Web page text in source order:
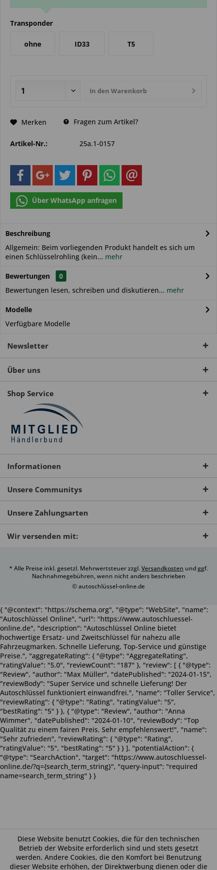
Transponder
ohne ID33 T5
In den Warenkorb
Merken Fragen zum Artikel?
Artikel-Nr.: 25a.1-0157
Über WhatsApp anfragen
Beschreibung
Allgemein: Beim vorliegenden Produkt handelt es sich um
einen Schlüsselrohling (kein... mehr
Bewertungen
0
Bewertungen lesen, schreiben und diskutieren... mehr
Modelle
Verfügbare Modelle
Newsletter
Über uns
Shop Service
Informationen
Unsere Communitys
Unsere Zahlungsarten
Wir versenden mit:
* Alle Preise inkl. gesetzl. Mehrwertsteuer zzgl.Versandkosten und ggf.
Nachnahmegebühren, wenn nicht anders beschrieben
© autoschlüssel-online.de
Diese Website benutzt Cookies, die für den technischen
Betrieb der Website erforderlich sind und stets gesetzt
werden. Andere Cookies, die den Komfort bei Benutzung
dieser Website erhöhen, der Direktwerbung dienen oder die
{ "@context": "https://schema.org", "@type": "WebSite", "name":
"Autoschlüssel Online", "url": "https://www.autoschluessel-
online.de", "description": "Autoschlüssel Online bietet
hochwertige Ersatz- und Zweitschlüssel für nahezu alle
Fahrzeugmarken. Schnelle Lieferung, Top-Service und günstige
Preise.", "aggregateRating": { "@type": "AggregateRating",
"ratingValue": "5.0", "reviewCount": "187" }, "review": [ { "@type":
"Review", "author": "Max Müller", "datePublished": "2024-01-15",
"reviewBody": "Super Service und schnelle Lieferung! Der
Autoschlüssel funktioniert einwandfrei.", "name": "Toller Service",
"reviewRating": { "@type": "Rating", "ratingValue": "5",
"bestRating": "5" } }, { "@type": "Review", "author": "Anna
Wimmer", "datePublished": "2024-01-10", "reviewBody": "Top
Qualität zu einem fairen Preis. Sehr empfehlenswert!", "name":
"Sehr zufrieden", "reviewRating": { "@type": "Rating",
"ratingValue": "5", "bestRating": "5" } } ], "potentialAction": {
"@type": "SearchAction", "target": "https://www.autoschluessel-
online.de/?q={search_term_string}", "query-input": "required
name=search_term_string" } }